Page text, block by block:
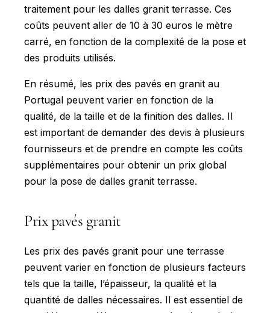
traitement pour les dalles granit terrasse. Ces
coûts peuvent aller de 10 à 30 euros le mètre
carré, en fonction de la complexité de la pose et
des produits utilisés.
En résumé, les prix des pavés en granit au
Portugal peuvent varier en fonction de la
qualité, de la taille et de la finition des dalles. Il
est important de demander des devis à plusieurs
fournisseurs et de prendre en compte les coûts
supplémentaires pour obtenir un prix global
pour la pose de dalles granit terrasse.
Prix pavés granit
Les prix des pavés granit pour une terrasse
peuvent varier en fonction de plusieurs facteurs
tels que la taille, l’épaisseur, la qualité et la
quantité de dalles nécessaires. Il est essentiel de